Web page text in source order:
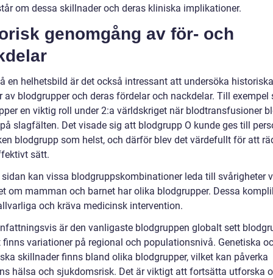
om dessa skillnader och deras kliniska implikationer.
genomgång av för- och
en helhetsbild är det också intressant att undersöka historiska
av blodgrupper och deras fördelar och nackdelar. Till exempel
en viktig roll under 2:a världskriget när blodtransfusioner
slagfälten. Det visade sig att blodgrupp O kunde ges till
blodgrupp som helst, och därför blev det värdefullt för att
sätt.
sidan kan vissa blodgruppskombinationer leda till svårigheter
om mamman och barnet har olika blodgrupper. Dessa
och kräva medicinsk intervention.
är den vanligaste blodgruppen globalt sett
finns variationer på regional och populationsnivå. Genetiska
skillnader finns bland olika blodgrupper, vilket kan påverka
hälsa och sjukdomsrisk. Det är viktigt att fortsätta utforska